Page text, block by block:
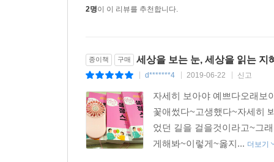
2명이 이 리뷰를 추천합니다.
종이책 구매 세상을 보는 눈, 세상을 읽는 지
d*******4 2019-06-22 신고
자세히 보아야 예쁘다오래보
꽃애썼다~고생했다~자세히
었던 길을 걸을것이라고~그
게해봐~이렇게~옳지... 더보기